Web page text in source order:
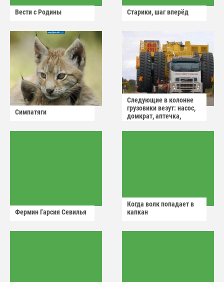
Вести с Родины Старики, шаг вперёд
Симпатяги
Следующие в колонне
грузовики везут: насос,
домкрат, аптечка,
Фермин Гарсия Севилья
Когда волк попадает в
капкан